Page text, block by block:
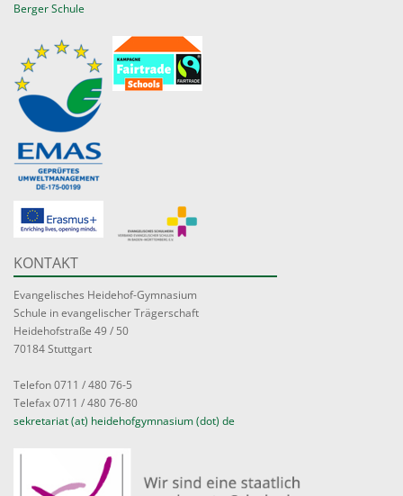
Berger Schule
KONTAKT
Evangelisches Heidehof-Gymnasium
Schule in evangelischer Trägerschaft
Heidehofstraße 49 / 50
70184 Stuttgart
Telefon 0711 / 480 76-5
Telefax 0711 / 480 76-80
sekretariat (at) heidehofgymnasium (dot) de